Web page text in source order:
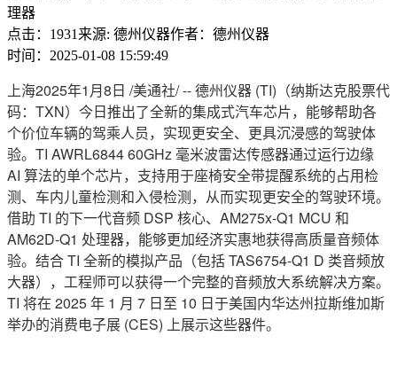
理器
点击：1931 来源: 德州仪器作者：德州仪器
时间：2025-01-08 15:59:49
上海2025年1月8日 /美通社/ -- 德州仪器 (TI)（纳斯达克股票代
码：TXN）今日推出了全新的集成式汽车芯片，能够帮助各
个价位车辆的驾乘人员，实现更安全、更具沉浸感的驾驶体
验。TI AWRL6844 60GHz 毫米波雷达传感器通过运行边缘
AI 算法的单个芯片，支持用于座椅安全带提醒系统的占用检
测、车内儿童检测和入侵检测，从而实现更安全的驾驶环境。
借助 TI 的下一代音频 DSP 核心、AM275x-Q1 MCU 和
AM62D-Q1 处理器，能够更加经济实惠地获得高质量音频体
验。结合 TI 全新的模拟产品（包括 TAS6754-Q1 D 类音频放
大器），工程师可以获得一个完整的音频放大系统解决方案。
TI 将在 2025 年 1 月 7 日至 10 日于美国内华达州拉斯维加斯
举办的消费电子展 (CES) 上展示这些器件。